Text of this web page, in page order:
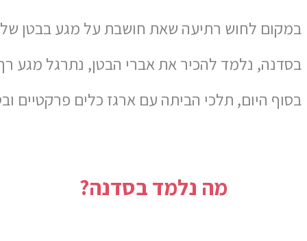
במקום לחוש רתיעה שאת חושבתעל מגעבבטן
בסדנה, נלמד להכיראתאברי הבטן, נתרגל מגע
בסוף היום, תלכי הביתה עם ארגז כלים פרקטיים
מה נלמד בסדנה?